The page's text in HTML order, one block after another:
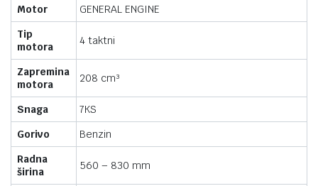
Motor
GENERAL ENGINE
Tip
motora
4 taktni
Zapremina
motora
208 cm³
Snaga
7KS
Gorivo
Benzin
Radna
širina
560 – 830 mm